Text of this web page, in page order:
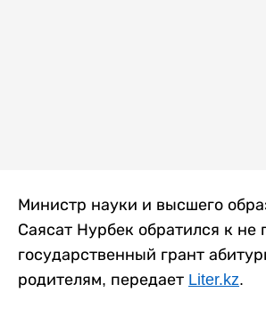
Министр науки и высшего
Саясат Нурбек обратился к не
государственный грант
родителям, передает Liter.kz.